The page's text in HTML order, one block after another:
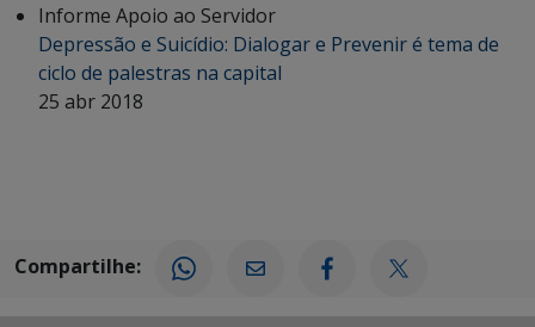
Informe Apoio ao Servidor
Depressão e Suicídio: Dialogar e Prevenir é tema de
ciclo de palestras na capital
25 abr 2018
Compartilhe: